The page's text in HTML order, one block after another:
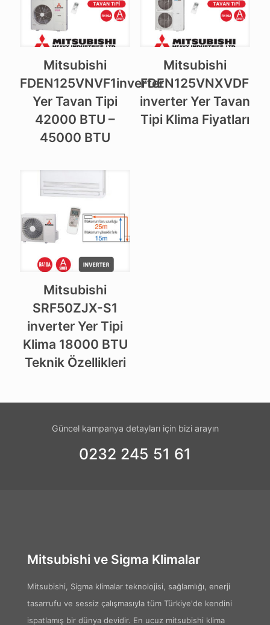
Mitsubishi
FDEN125VNVF1inverter
Yer Tavan Tipi
42000 BTU –
45000 BTU
Mitsubishi
FDEN125VNXVDF
inverter Yer Tavan
Tipi Klima Fiyatları
Mitsubishi
SRF50ZJX-S1
inverter Yer Tipi
Klima 18000 BTU
Teknik Özellikleri
Güncel kampanya detayları için bizi arayın
0232 245 51 61
Mitsubishi ve Sigma Klimalar
Mitsubishi, Sigma klimalar teknolojisi, sağlamlığı, enerji
tasarrufu ve sessiz çalışmasıyla tüm Türkiye'de kendini
ispatlamış bir dünya devidir. En ucuz mitsubishi klima